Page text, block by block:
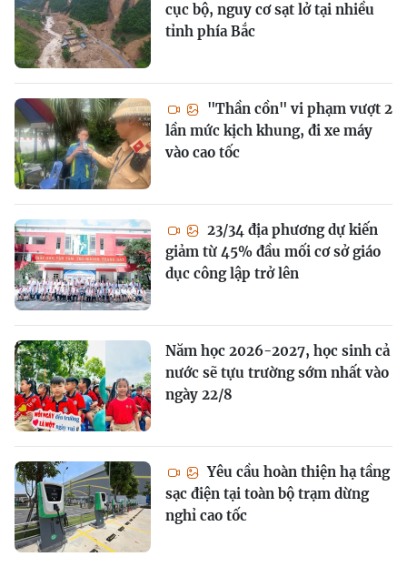
cục bộ, nguy cơ sạt lở tại nhiều
tỉnh phía Bắc
"Thần cồn" vi phạm vượt 2
lần mức kịch khung, đi xe máy
vào cao tốc
23/34 địa phương dự kiến
giảm từ 45% đầu mối cơ sở giáo
dục công lập trở lên
Năm học 2026-2027, học sinh cả
nước sẽ tựu trường sớm nhất vào
ngày 22/8
Yêu cầu hoàn thiện hạ tầng
sạc điện tại toàn bộ trạm dừng
nghỉ cao tốc